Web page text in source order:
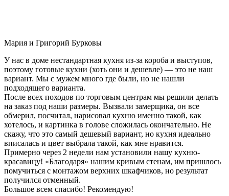
Мария и Григорий Бурковы
У нас в доме нестандартная кухня из-за короба и выступов,
поэтому готовые кухни (хоть они и дешевле) — это не наш
вариант. Мы с мужем много где были, но не нашли
подходящего варианта.
После всех походов по торговым центрам мы решили делать
на заказ под наши размеры. Вызвали замерщика, он все
обмерил, посчитал, нарисовал кухню именно такой, как
хотелось, и картинка в голове сложилась окончательно. Не
скажу, что это самый дешевый вариант, но кухня идеально
вписалась и цвет выбрала такой, как мне нравится.
Примерно через 2 недели нам установили нашу кухню-
красавицу! «Благодаря» нашим кривым стенам, им пришлось
помучиться с монтажом верхних шкафчиков, но результат
получился отменный.
Большое всем спасибо! Рекомендую!